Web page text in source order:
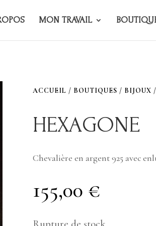
MON TRAVAIL
ACCUEIL / BOUTIQUES / BIJOUX /
HEXAGONE
Chevalière en argent 925 avec
155,00 €